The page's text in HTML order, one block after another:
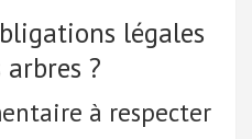
légales
arbres ?
à respecter